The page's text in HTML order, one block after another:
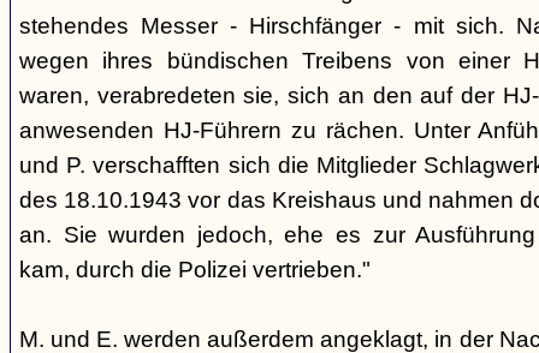
stehendes Messer - Hirschfänger - mit sich.
wegen ihres bündischen Treibens von einer
waren, verabredeten sie, sich an den auf der
anwesenden HJ-Führern zu rächen. Unter
und P. verschafften sich die Mitglieder
des 18.10.1943 vor das Kreishaus und nahmen
an. Sie wurden jedoch, ehe es zur
kam, durch die Polizei vertrieben."
M. und E. werden außerdem angeklagt, in der